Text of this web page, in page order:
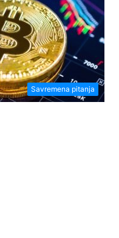
Savremena pitanja